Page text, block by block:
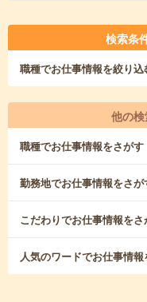
検索条
職種でお仕事情報を絞り込
他の
職種でお仕事情報をさがす
勤務地でお仕事情報をさが
こだわりでお仕事情報をさ
人気のワードでお仕事情